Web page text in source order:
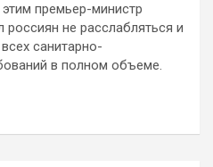
премьер-министр
не расслабляться и
санитарно-
в полном объеме.